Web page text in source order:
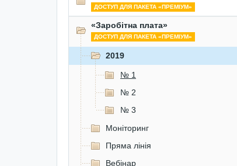
ДОСТУП ДЛЯ ПАКЕТА «ПРЕМІУМ»
«Заробітна плата»
ДОСТУП ДЛЯ ПАКЕТА «ПРЕМІУМ»
2019
№ 1
№ 2
№ 3
Моніторинг
Пряма лінія
Вебінар